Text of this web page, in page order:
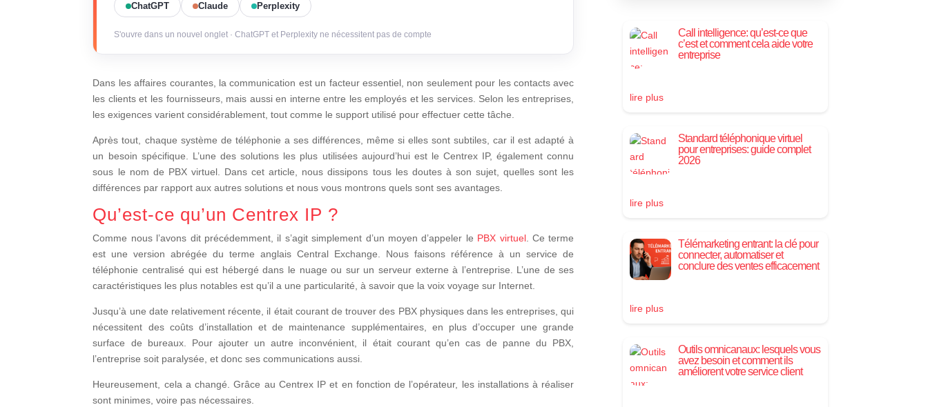
ChatGPT Claude Perplexity
S'ouvre dans un nouvel onglet · ChatGPT et Perplexity ne nécessitent pas de compte
Dans les affaires courantes, la communication est un facteur essentiel, non seulement pour les contacts avec
les clients et les fournisseurs, mais aussi en interne entre les employés et les services. Selon les entreprises,
les exigences varient considérablement, tout comme le support utilisé pour effectuer cette tâche.
Après tout, chaque système de téléphonie a ses différences, même si elles sont subtiles, car il est adapté à
un besoin spécifique. L’une des solutions les plus utilisées aujourd’hui est le Centrex IP, également connu
sous le nom de PBX virtuel. Dans cet article, nous dissipons tous les doutes à son sujet, quelles sont les
différences par rapport aux autres solutions et nous vous montrons quels sont ses avantages.
Qu’est-ce qu’un Centrex IP ?
Comme nous l’avons dit précédemment, il s’agit simplement d’un moyen d’appeler le PBX virtuel. Ce terme
est une version abrégée du terme anglais Central Exchange. Nous faisons référence à un service de
téléphonie centralisé qui est hébergé dans le nuage ou sur un serveur externe à l’entreprise. L’une de ses
caractéristiques les plus notables est qu’il a une particularité, à savoir que la voix voyage sur Internet.
Jusqu’à une date relativement récente, il était courant de trouver des PBX physiques dans les entreprises, qui
nécessitent des coûts d’installation et de maintenance supplémentaires, en plus d’occuper une grande
surface de bureaux. Pour ajouter un autre inconvénient, il était courant qu’en cas de panne du PBX,
l’entreprise soit paralysée, et donc ses communications aussi.
Heureusement, cela a changé. Grâce au Centrex IP et en fonction de l’opérateur, les installations à réaliser
sont minimes, voire pas nécessaires.
Call intelligence: qu’est-ce que
c’est et comment cela aide votre
entreprise
lire plus
Standard téléphonique virtuel
pour entreprises: guide complet
2026
lire plus
Télémarketing entrant: la clé pour
connecter, automatiser et
conclure des ventes efficacement
lire plus
Outils omnicanaux: lesquels vous
avez besoin et comment ils
améliorent votre service client